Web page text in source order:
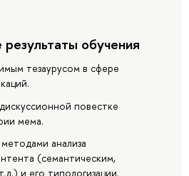
обучения
тезаурусом в сфере
повестке
мема.
анализа
(семантическим,
и его типологизации.